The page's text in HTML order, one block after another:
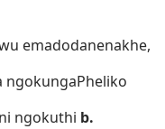
emadodanenakhe,
ngokungaPheliko
ngokuthi b.